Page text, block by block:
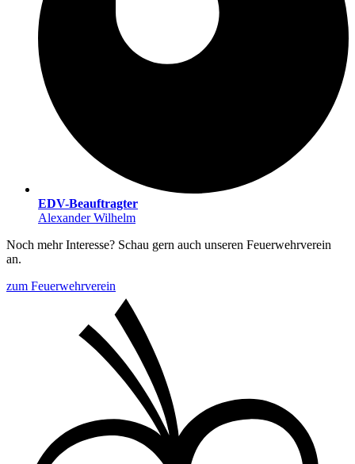
EDV-Beauftragter
Alexander Wilhelm
Noch mehr Interesse? Schau gern auch unseren Feuerwehrverein
an.
zum Feuerwehrverein